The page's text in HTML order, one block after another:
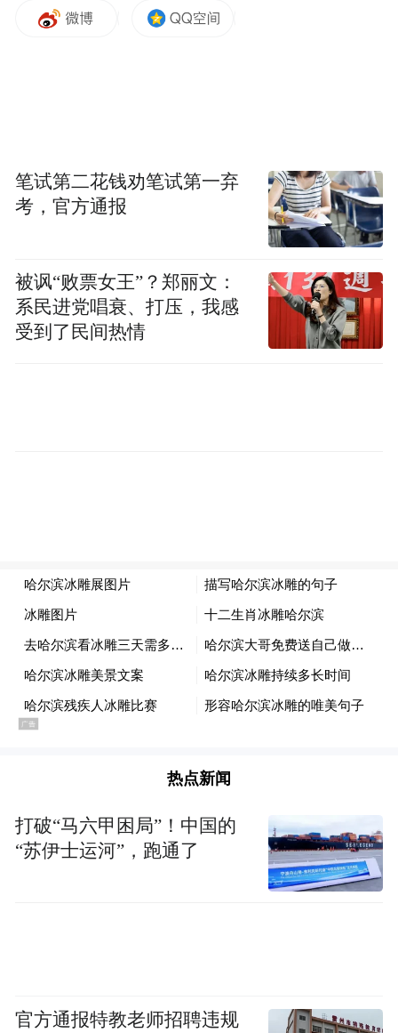
笔试第二花钱劝笔试第一弃
考，官方通报
被讽“败票女王”？郑丽文：
系民进党唱衰、打压，我感
受到了民间热情
热点新闻
打破“马六甲困局”！中国的
“苏伊士运河”，跑通了
官方通报特教老师招聘违规